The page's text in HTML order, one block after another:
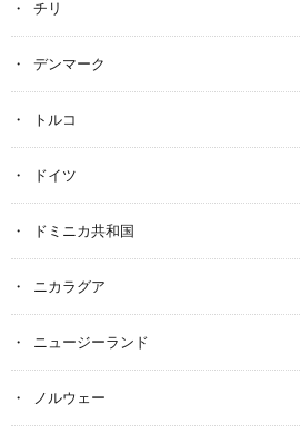
チリ
デンマーク
トルコ
ドイツ
ドミニカ共和国
ニカラグア
ニュージーランド
ノルウェー